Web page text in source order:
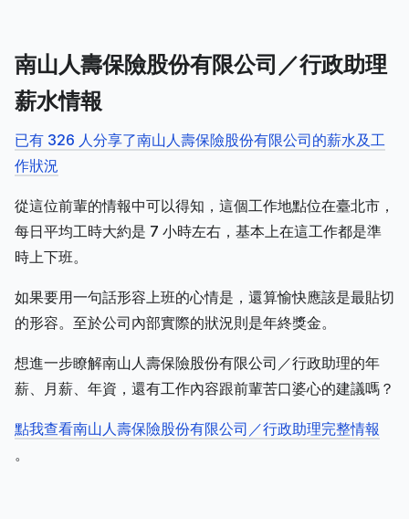
南山人壽保險股份有限公司／行政助理
薪水情報
已有 326 人分享了南山人壽保險股份有限公司的薪水及工
作狀況
從這位前輩的情報中可以得知，這個工作地點位在臺北市，
每日平均工時大約是 7 小時左右，基本上在這工作都是準
時上下班。
如果要用一句話形容上班的心情是，還算愉快應該是最貼切
的形容。至於公司內部實際的狀況則是年終獎金。
想進一步瞭解南山人壽保險股份有限公司／行政助理的年
薪、月薪、年資，還有工作內容跟前輩苦口婆心的建議嗎？
點我查看南山人壽保險股份有限公司／行政助理完整情報
。